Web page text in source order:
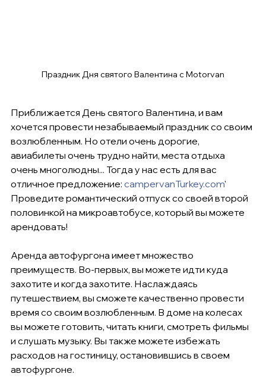
Праздник Дня святого Валентина с Motorvan
Приближается День святого Валентина, и вам
хочется провести незабываемый праздник со своим
возлюбленным. Но отели очень дорогие,
авиабилеты очень трудно найти, места отдыха
очень многолюдны... Тогда у нас есть для вас
отличное предложение: campervanTurkey.com'
Проведите романтический отпуск со своей второй
половинкой на микроавтобусе, который вы можете
арендовать!
Аренда автофургона имеет множество
преимуществ. Во-первых, вы можете идти куда
захотите и когда захотите. Наслаждаясь
путешествием, вы сможете качественно провести
время со своим возлюбленным. В доме на колесах
вы можете готовить, читать книги, смотреть фильмы
и слушать музыку. Вы также можете избежать
расходов на гостиницу, остановившись в своем
автофургоне.